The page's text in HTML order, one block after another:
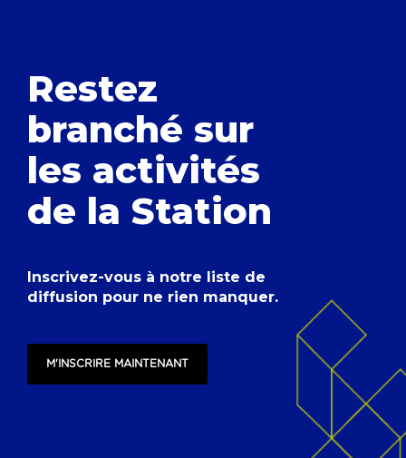
Restez
branché sur
les activités
de la Station
Inscrivez-vous à notre liste de
diffusion pour ne rien manquer.
M'INSCRIRE MAINTENANT